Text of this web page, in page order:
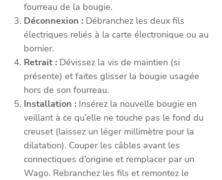
fourreau de la bougie.
Déconnexion : Débranchez les deux fils
électriques reliés à la carte électronique ou au
bornier.
Retrait : Dévissez la vis de maintien (si
présente) et faites glisser la bougie usagée
hors de son fourreau.
Installation : Insérez la nouvelle bougie en
veillant à ce qu’elle ne touche pas le fond du
creuset (laissez un léger millimètre pour la
dilatation). Couper les câbles avant les
connectiques d’origine et remplacer par un
Wago. Rebranchez les fils et remontez le